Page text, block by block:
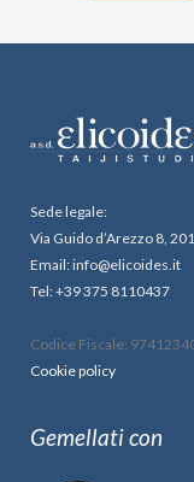
Sede legale:
Via Guido d’Arezzo 8,
Email: info@elicoides.it
Tel: +39 375 8110437
Codice Fiscale:
Cookie policy
Gemellati con